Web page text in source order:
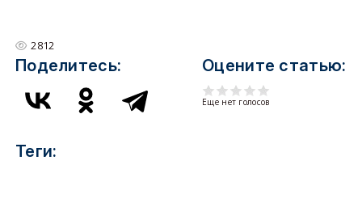
2812
Поделитесь: Оцените статью:
Еще нет голосов
Теги: